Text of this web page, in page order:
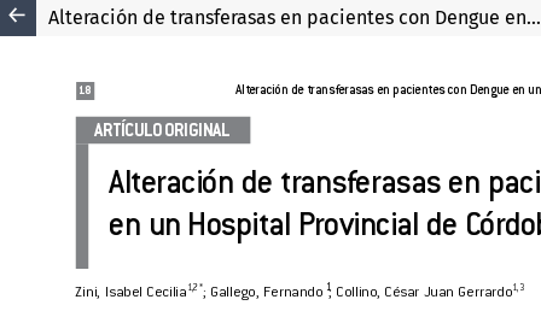
Alteración de transferasas en pacientes con Dengue en un Hospital Provincial de Córdoba